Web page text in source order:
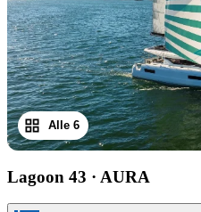
Alle 6
Lagoon 43 · AURA